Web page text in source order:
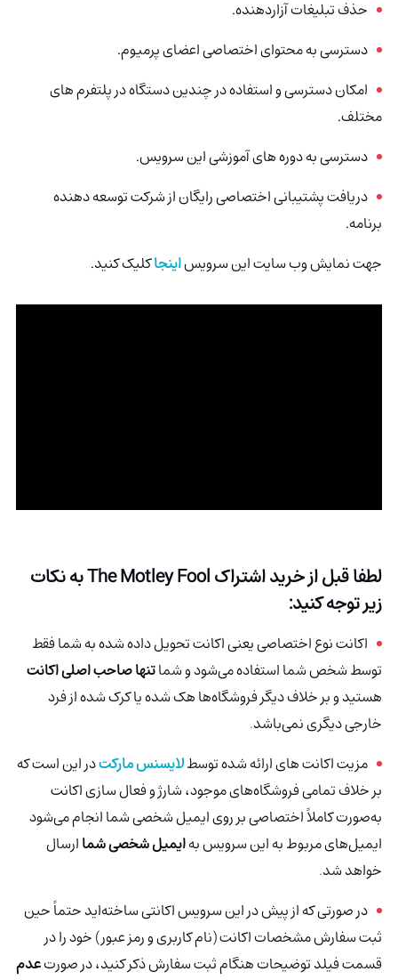
حذف تبلیغات آزاردهنده.
دسترسی به محتوای اختصاصی اعضای پرمیوم.
امکان دسترسی و استفاده در چندین دستگاه در پلتفرم های
مختلف.
دسترسی به دوره های آموزشی این سرویس.
دریافت پشتیبانی اختصاصی رایگان از شرکت توسعه دهنده
برنامه.
جهت نمایش وب سایت این سرویساینجاکلیک کنید.
لطفا قبل از خرید اشتراکThe Motley Foolبه نکات
زیر توجه کنید:
اکانت نوع اختصاصی یعنی اکانت تحویل داده شده به شما فقط
توسط شخص شما استفاده می‌شود و شماتنها صاحب اصلی اکانت
هستید و بر خلاف دیگر فروشگاه‌ها هک شدهیا کرک شده از فرد
خارجی دیگری نمی‌باشد.
مزیت اکانت های ارائه شده توسطلایسنس مارکتدر این است که
بر خلاف تمامی فروشگاه‌های موجود، شارژ و فعال سازی اکانت
به‌صورت کاملاً اختصاصی بر روی ایمیل شخصی شما انجام می‌شود
ایمیل‌های مربوط به این سرویس بهایمیل شخصی شماارسال
خواهد شد.
در صورتی که از پیش در این سرویس اکانتی ساخته‌اید حتماً حین
ثبت سفارش مشخصات اکانت (نام کاربری و رمز عبور) خود را در
قسمت فیلد توضیحات هنگام ثبت سفارش ذکر کنید، در صورتعدم